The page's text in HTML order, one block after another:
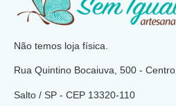
Não temos loja física.
Rua Quintino Bocaiuva, 500 - Centro
Salto / SP - CEP 13320-110